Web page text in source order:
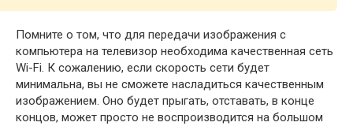
Помните о том, что для передачи изображения с
компьютера на телевизор необходима качественная сеть
Wi-Fi. К сожалению, если скорость сети будет
минимальна, вы не сможете насладиться качественным
изображением. Оно будет прыгать, отставать, в конце
концов, может просто не воспроизводится на большом